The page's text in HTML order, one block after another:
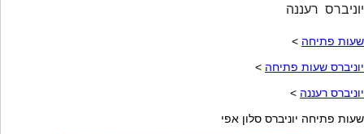
יוניברס רעננה
שעות פתיחה >
יוניברס שעות פתיחה >
יוניברס רעננה >
שעות פתיחה יוניברס סלון אפי